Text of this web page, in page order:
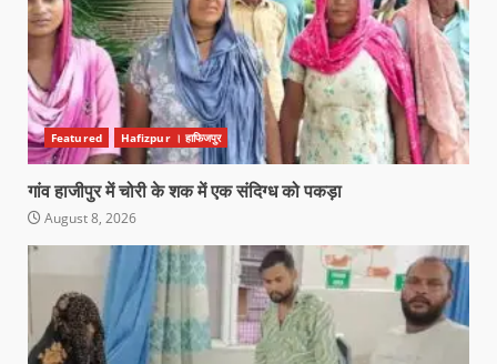
Featured Hafizpur । हाफिजपुर
गांव हाजीपुर में चोरी के शक में एक संदिग्ध को पकड़ा
August 8, 2026